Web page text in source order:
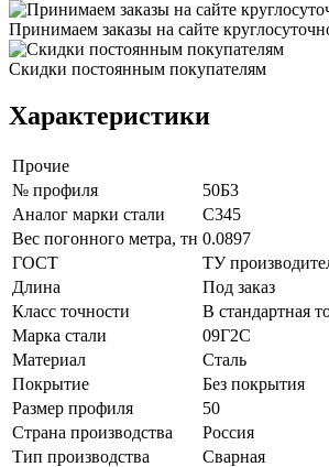
Принимаем заказы на сайте
Скидки постоянным покупателям
Характеристики
Прочие
№ профиля
50Б3
Аналог марки стали
С345
Вес погонного метра, тн 0.0897
ГОСТ
ТУ
Длина
Под заказ
Класс точности
В стандартная
Марка стали
09Г2С
Материал
Сталь
Покрытие
Без покрытия
Размер профиля
50
Страна производства
Россия
Тип производства
Сварная